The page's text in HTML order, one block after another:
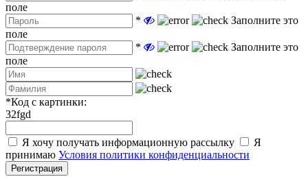
поле
*
Заполните это
поле
*
Заполните это
поле
*Код с картинки:
32fgd
Я хочу получать информационную рассылку
Я
принимаю Условия политики конфиденциальности
Регистрация